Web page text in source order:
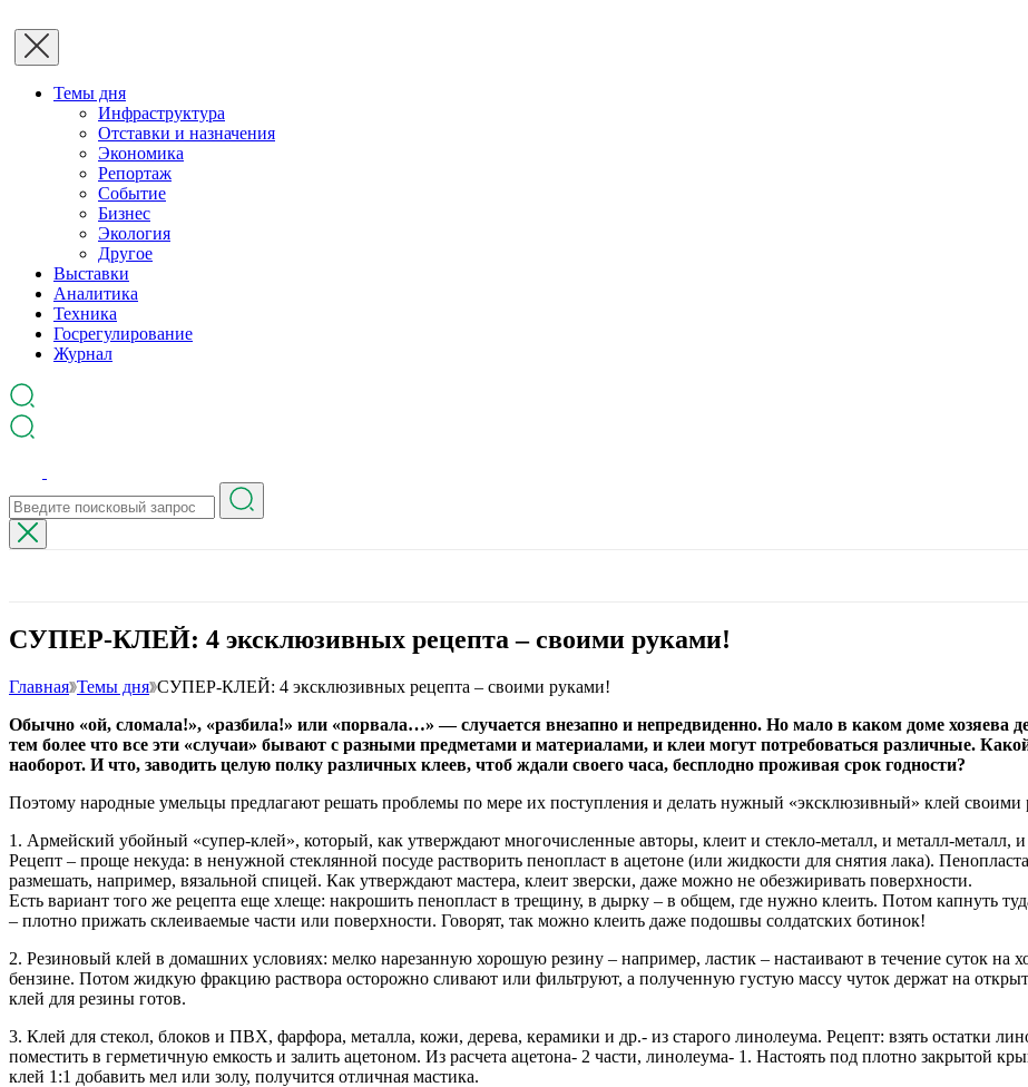
Темы дня
Инфраструктура
Отставки и назначения
Экономика
Репортаж
Событие
Бизнес
Экология
Другое
Выставки
Аналитика
Техника
Госрегулирование
Журнал
СУПЕР-КЛЕЙ: 4 эксклюзивных рецепта – своими руками!
Главная Темы дня СУПЕР-КЛЕЙ: 4 эксклюзивных рецепта – своими руками!
Обычно «ой, сломала!», «разбила!» или «порвала…» — случается внезапно и непредвиденно. Но мало в каком доме хозяева
тем более что все эти «случаи» бывают с разными предметами и материалами, и клеи могут потребоваться различные.
наоборот. И что, заводить целую полку различных клеев, чтоб ждали своего часа, бесплодно проживая срок годности?
Поэтому народные умельцы предлагают решать проблемы по мере их поступления и делать нужный «эксклюзивный» клей своими
1. Армейский убойный «супер-клей», который, как утверждают многочисленные авторы, клеит и стекло-металл, и металл-металл,
Рецепт – проще некуда: в ненужной стеклянной посуде растворить пенопласт в ацетоне (или жидкости для снятия лака).
размешать, например, вязальной спицей. Как утверждают мастера, клеит зверски, даже можно не обезжиривать поверхности.
Есть вариант того же рецепта еще хлеще: накрошить пенопласт в трещину, в дырку – в общем, где нужно клеить. Потом капнуть
– плотно прижать склеиваемые части или поверхности. Говорят, так можно клеить даже подошвы солдатских ботинок!
2. Резиновый клей в домашних условиях: мелко нарезанную хорошую резину – например, ластик – настаивают в течение суток
бензине. Потом жидкую фракцию раствора осторожно сливают или фильтруют, а полученную густую массу чуток держат на
клей для резины готов.
3. Клей для стекол, блоков и ПВХ, фарфора, металла, кожи, дерева, керамики и др.- из старого линолеума. Рецепт: взять остатки
поместить в герметичную емкость и залить ацетоном. Из расчета ацетона- 2 части, линолеума- 1. Настоять под плотно закрытой
клей 1:1 добавить мел или золу, получится отличная мастика.